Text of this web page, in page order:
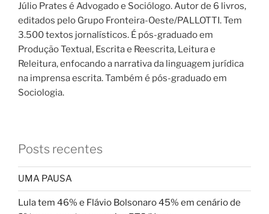
Júlio Prates é Advogado e Sociólogo. Autor de 6 livros,
editados pelo Grupo Fronteira-Oeste/PALLOTTI. Tem
3.500 textos jornalísticos. É pós-graduado em
Produção Textual, Escrita e Reescrita, Leitura e
Releitura, enfocando a narrativa da linguagem jurídica
na imprensa escrita. Também é pós-graduado em
Sociologia.
Posts recentes
UMA PAUSA
Lula tem 46% e Flávio Bolsonaro 45% em cenário de